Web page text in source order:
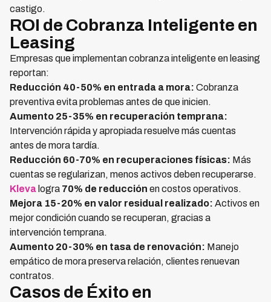
castigo.
ROI de Cobranza Inteligente en
Leasing
Empresas que implementan cobranza inteligente en leasing
reportan:
Reducción 40-50% en entrada a mora: Cobranza
preventiva evita problemas antes de que inicien.
Aumento 25-35% en recuperación temprana:
Intervención rápida y apropiada resuelve más cuentas
antes de mora tardía.
Reducción 60-70% en recuperaciones físicas: Más
cuentas se regularizan, menos activos deben recuperarse.
Kleva logra 70% de reducción en costos operativos.
Mejora 15-20% en valor residual realizado: Activos en
mejor condición cuando se recuperan, gracias a
intervención temprana.
Aumento 20-30% en tasa de renovación: Manejo
empático de mora preserva relación, clientes renuevan
contratos.
Casos de Éxito en